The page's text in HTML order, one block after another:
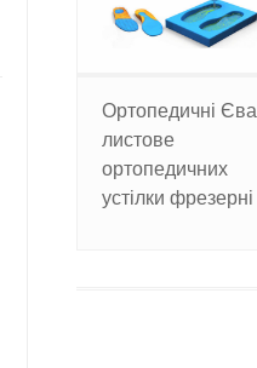
Ортопедичні Єва
листове
ортопедичних
устілки фрезерні